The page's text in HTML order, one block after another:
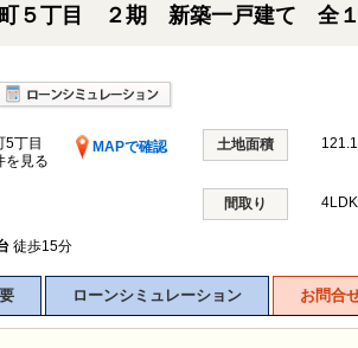
町５丁目 ２期 新築一戸建て 全
5丁目
MAPで確認
を見る
土地面積
間取り
徒歩15分
ローンシミュレーション お問合